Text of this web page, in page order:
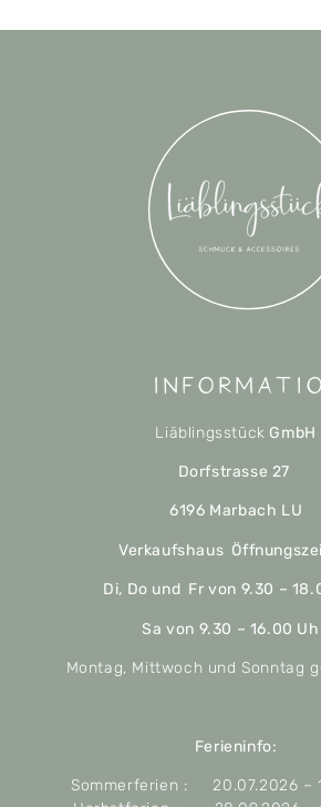
Liäblingsstück GmbH
Dorfstrasse 27
6196 Marbach LU
Verkaufshaus
Di, Do und Fr von 9.30 –
Sa von 9.30 – 16.00
Montag, Mittwoch und Sonntag
Ferieninfo:
Sommerferien : 20.07.2026 –